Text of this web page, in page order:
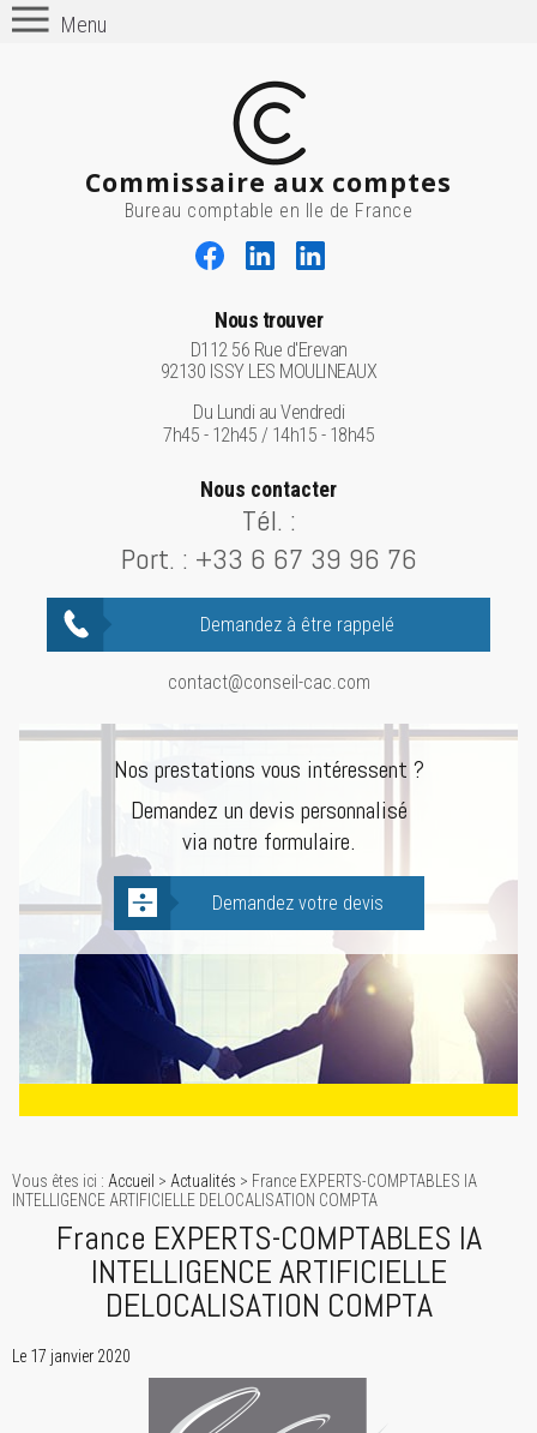
Menu
Commissaire aux comptes
Bureau comptable en Ile de France
Nous trouver
D112 56 Rue d'Erevan
92130 ISSY LES MOULINEAUX
Du Lundi au Vendredi
7h45 - 12h45 / 14h15 - 18h45
Nous contacter
Tél. :
Port. : +33 6 67 39 96 76
Demandez à être rappelé
contact@conseil-cac.com
Nos prestations vous intéressent ?
Demandez un devis personnalisé
via notre formulaire.
Demandez votre devis
Vous êtes ici : Accueil > Actualités > France EXPERTS-COMPTABLES IA
INTELLIGENCE ARTIFICIELLE DELOCALISATION COMPTA
France EXPERTS-COMPTABLES IA
INTELLIGENCE ARTIFICIELLE
DELOCALISATION COMPTA
Le 17 janvier 2020